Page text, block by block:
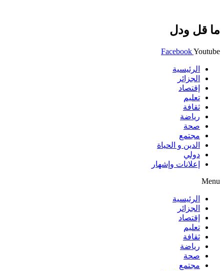
ما قل ودل
FacebookYoutube
الرئيسية
الجزائر
إقتصاد
تعليم
ثقافة
رياضة
صحة
مجتمع
الدين و الحياة
دولي
إعلانات وإشهار
Menu
الرئيسية
الجزائر
إقتصاد
تعليم
ثقافة
رياضة
صحة
مجتمع